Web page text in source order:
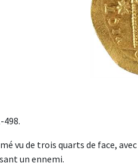
vu de trois quarts de face,
un ennemi.